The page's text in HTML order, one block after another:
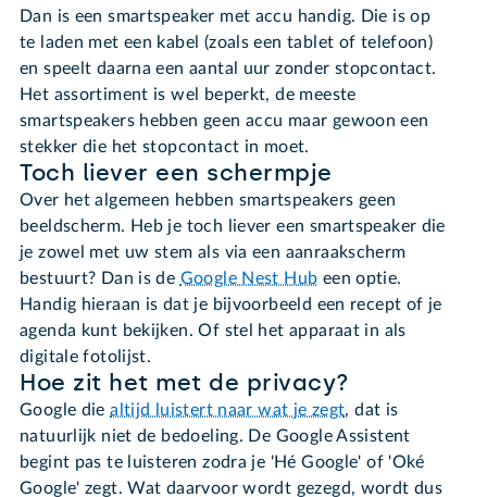
Dan is een smartspeaker met accu handig. Die is op
te laden met een kabel (zoals een tablet of telefoon)
en speelt daarna een aantal uur zonder stopcontact.
Het assortiment is wel beperkt, de meeste
smartspeakers hebben geen accu maar gewoon een
stekker die het stopcontact in moet.
Toch liever een schermpje
Over het algemeen hebben smartspeakers geen
beeldscherm. Heb je toch liever een smartspeaker die
je zowel met uw stem als via een aanraakscherm
bestuurt? Dan is de Google Nest Hub een optie.
Handig hieraan is dat je bijvoorbeeld een recept of je
agenda kunt bekijken. Of stel het apparaat in als
digitale fotolijst.
Hoe zit het met de privacy?
Google diealtijd luistert naar wat je zegt, dat is
natuurlijk niet de bedoeling. De Google Assistent
begint pas te luisteren zodra je 'Hé Google' of 'Oké
Google' zegt. Wat daarvoor wordt gezegd, wordt dus